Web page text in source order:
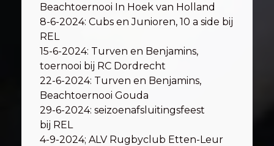
Beachtoernooi In Hoek van Holland
8-6-2024: Cubs en Junioren, 10 a side bij
REL
15-6-2024: Turven en Benjamins,
toernooi bij RC Dordrecht
22-6-2024: Turven en Benjamins,
Beachtoernooi Gouda
29-6-2024: seizoenafsluitingsfeest
bij REL
4-9-2024; ALV Rugbyclub Etten-Leur